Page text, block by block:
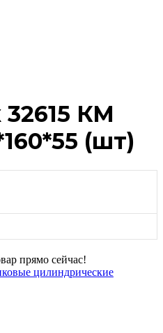
КМ
(шт)
прямо сейчас!
цилиндрические